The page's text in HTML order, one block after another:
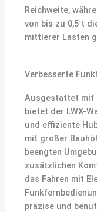
Reichweite,
von bis zu 0,5 t
mittlerer Lasten
Verbesserte
Ausgestattet mit
bietet der LWX-
und effiziente
mit großer
beengten
zusätzlichen
das Fahren mit
präzise und